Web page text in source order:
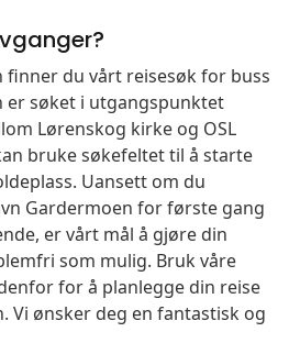
finner du vårt reisesøk for buss
er søket i utgangspunktet
Lørenskog kirke og OSL
bruke søkefeltet til å starte
Uansett om du
Gardermoen for første gang
er vårt mål å gjøre din
som mulig. Bruk våre
for å planlegge din reise
Vi ønsker deg en fantastisk og